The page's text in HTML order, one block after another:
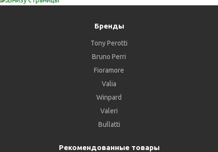
Бренды
Tony Perotti
Bruno Perri
Fioramore
Valia
Winpard
Valeri
Bullatti
Рекомендованные товары